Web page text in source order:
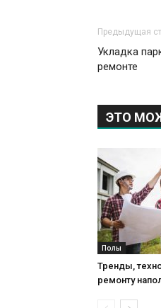
Предыдущая
Укладка
ремонте
ЭТО
Полы
Тренды,
ремонту